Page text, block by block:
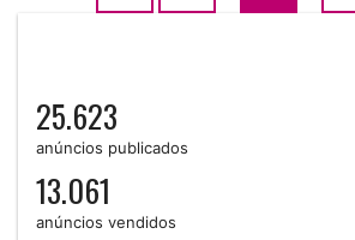
25.623
anúncios publicados
13.061
anúncios vendidos